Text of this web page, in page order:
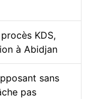
KDS,
à Abidjan
sans
pas